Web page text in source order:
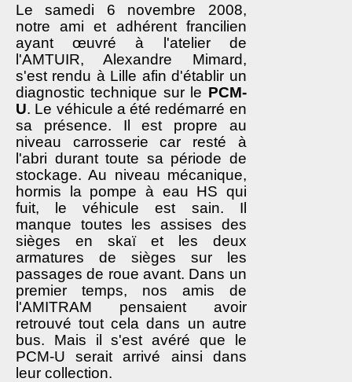
Le samedi 6 novembre 2008,
notre ami et adhérent francilien
ayant œuvré à l'atelier de
l'AMTUIR, Alexandre Mimard,
s'est rendu à Lille afin d'établir un
diagnostic technique sur le PCM-
U. Le véhicule a été redémarré en
sa présence. Il est propre au
niveau carrosserie car resté à
l'abri durant toute sa période de
stockage. Au niveau mécanique,
hormis la pompe à eau HS qui
fuit, le véhicule est sain. Il
manque toutes les assises des
sièges en skaï et les deux
armatures de sièges sur les
passages de roue avant. Dans un
premier temps, nos amis de
l'AMITRAM pensaient avoir
retrouvé tout cela dans un autre
bus. Mais il s'est avéré que le
PCM-U serait arrivé ainsi dans
leur collection.